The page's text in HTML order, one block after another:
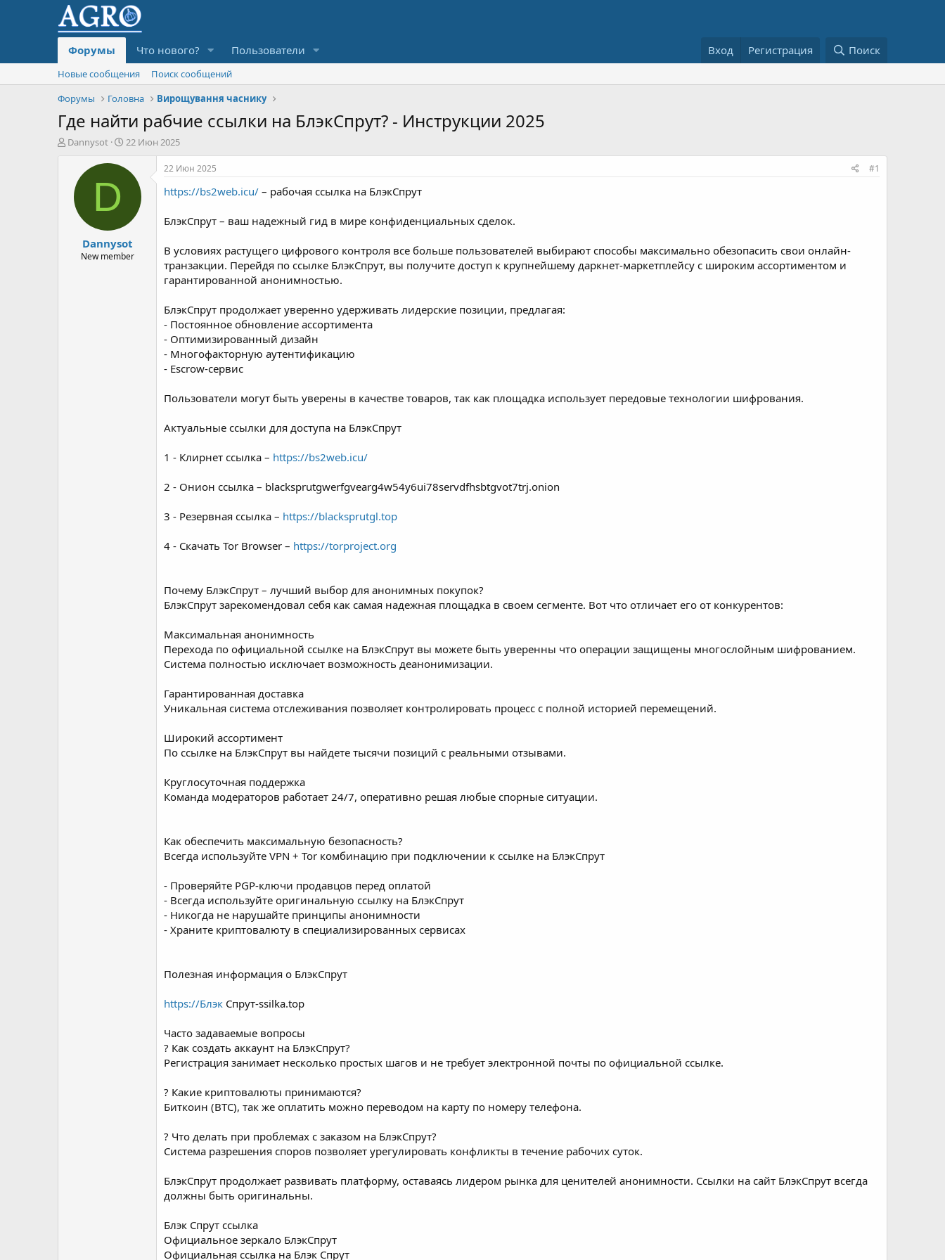
Форумы Что нового? Пользователи Вход Регистрация Поиск
Новые сообщения
Поиск сообщений
Форумы
Головна Вирощування часнику
Где найти рабчие ссылки на БлэкСпрут? - Инструкции 2025
А
Dannysot
Д
т
л
а
22 Июн 2025
D
Dannysot
New member
22 Июн 2025 #1
https://bs2web.icu/ – рабочая ссылка на БлэкСпрут
БлэкСпрут – ваш надежный гид в мире конфиденциальных сделок.
В условиях растущего цифрового контроля все больше пользователей выбирают способы максимально обезопасить свои онлайн-
транзакции. Перейдя по ссылке БлэкСпрут, вы получите доступ к крупнейшему даркнет-маркетплейсу с широким ассортиментом и
гарантированной анонимностью.
БлэкСпрут продолжает уверенно удерживать лидерские позиции, предлагая:
- Постоянное обновление ассортимента
- Оптимизированный дизайн
- Многофакторную аутентификацию
- Escrow-сервис
Пользователи могут быть уверены в качестве товаров, так как площадка использует передовые технологии шифрования.
Актуальные ссылки для доступа на БлэкСпрут
1 - Клирнет ссылка – https://bs2web.icu/
2 - Онион ссылка – blacksprutgwerfgvearg4w54y6ui78servdfhsbtgvot7trj.onion
3 - Резервная ссылка – https://blacksprutgl.top
4 - Скачать Tor Browser – https://torproject.org
Почему БлэкСпрут – лучший выбор для анонимных покупок?
БлэкСпрут зарекомендовал себя как самая надежная площадка в своем сегменте. Вот что отличает его от конкурентов:
Максимальная анонимность
Перехода по официальной ссылке на БлэкСпрут вы можете быть уверенны что операции защищены многослойным шифрованием.
Система полностью исключает возможность деанонимизации.
Гарантированная доставка
Уникальная система отслеживания позволяет контролировать процесс с полной историей перемещений.
Широкий ассортимент
По ссылке на БлэкСпрут вы найдете тысячи позиций с реальными отзывами.
Круглосуточная поддержка
Команда модераторов работает 24/7, оперативно решая любые спорные ситуации.
Как обеспечить максимальную безопасность?
Всегда используйте VPN + Tor комбинацию при подключении к ссылке на БлэкСпрут
- Проверяйте PGP-ключи продавцов перед оплатой
- Всегда используйте оригинальную ссылку на БлэкСпрут
- Никогда не нарушайте принципы анонимности
- Храните криптовалюту в специализированных сервисах
Полезная информация о БлэкСпрут
https://Блэк Спрут-ssilka.top
Часто задаваемые вопросы
? Как создать аккаунт на БлэкСпрут?
Регистрация занимает несколько простых шагов и не требует электронной почты по официальной ссылке.
? Какие криптовалюты принимаются?
Биткоин (BTC), так же оплатить можно переводом на карту по номеру телефона.
? Что делать при проблемах с заказом на БлэкСпрут?
Система разрешения споров позволяет урегулировать конфликты в течение рабочих суток.
БлэкСпрут продолжает развивать платформу, оставаясь лидером рынка для ценителей анонимности. Ссылки на сайт БлэкСпрут всегда
должны быть оригинальны.
Блэк Спрут ссылка
Официальное зеркало БлэкСпрут
Официальная ссылка на Блэк Спрут